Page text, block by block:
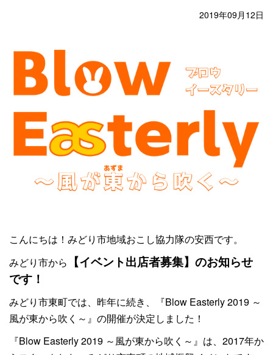
2019年09月12日
こんにちは！みどり市地域おこし協力隊の安西です。
みどり市から
【イベント出店者募集】のお知らせ
です！
みどり市東町では、昨年に続き、『Blow Easterly 2019 ～
風が東から吹く～』の開催が決定しました！
『Blow Easterly 2019 ～風が東から吹く～』は、2017年か